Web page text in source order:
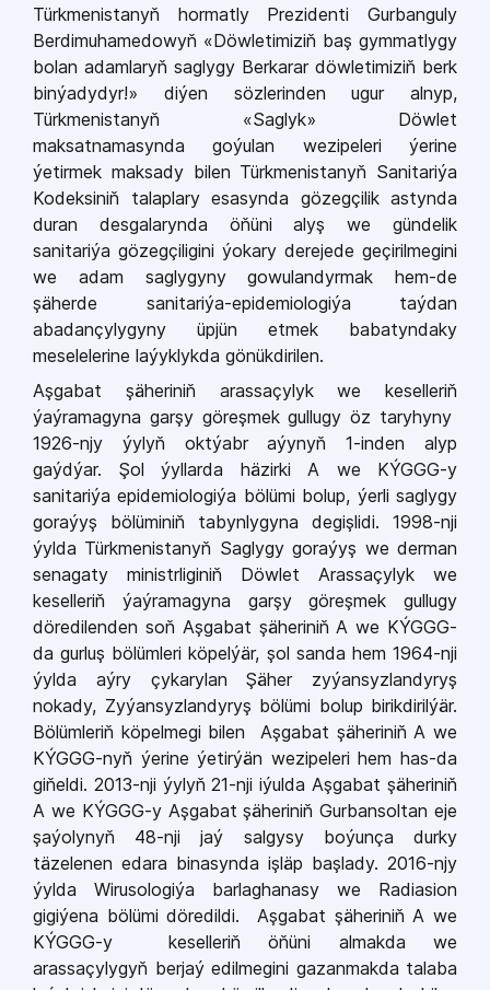
Türkmenistanyň hormatly Prezidenti Gurbanguly
Berdimuhamedowyň «Döwletimiziň baş gymmatlygy
bolan adamlaryň saglygy Berkarar döwletimiziň berk
binýadydyr!» diýen sözlerinden ugur alnyp,
Türkmenistanyň «Saglyk» Döwlet
maksatnamasynda goýulan wezipeleri ýerine
ýetirmek maksady bilen Türkmenistanyň Sanitariýa
Kodeksiniň talaplary esasynda gözegçilik astynda
duran desgalarynda öňüni alyş we gündelik
sanitariýa gözegçiligini ýokary derejede geçirilmegini
we adam saglygyny gowulandyrmak hem-de
şäherde sanitariýa-epidemiologiýa taýdan
abadançylygyny üpjün etmek babatyndaky
meselelerine laýyklykda gönükdirilen.
Aşgabat şäheriniň arassaçylyk we keselleriň
ýaýramagyna garşy göreşmek gullugy öz taryhyny
1926-njy ýylyň oktýabr aýynyň 1-inden alyp
gaýdýar. Şol ýyllarda häzirki A we KÝGGG-y
sanitariýa epidemiologiýa bölümi bolup, ýerli saglygy
goraýyş bölüminiň tabynlygyna degişlidi. 1998-nji
ýylda Türkmenistanyň Saglygy goraýyş we derman
senagaty ministrliginiň Döwlet Arassaçylyk we
keselleriň ýaýramagyna garşy göreşmek gullugy
döredilenden soň Aşgabat şäheriniň A we KÝGGG-
da gurluş bölümleri köpelýär, şol sanda hem 1964-nji
ýylda aýry çykarylan Şäher zyýansyzlandyryş
nokady, Zyýansyzlandyryş bölümi bolup birikdirilýär.
Bölümleriň köpelmegi bilen Aşgabat şäheriniň A we
KÝGGG-nyň ýerine ýetirýän wezipeleri hem has-da
giňeldi. 2013-nji ýylyň 21-nji iýulda Aşgabat şäheriniň
A we KÝGGG-y Aşgabat şäheriniň Gurbansoltan eje
şaýolynyň 48-nji jaý salgysy boýunça durky
täzelenen edara binasynda işläp başlady. 2016-njy
ýylda Wirusologiýa barlaghanasy we Radiasion
gigiýena bölümi döredildi. Aşgabat şäheriniň A we
KÝGGG-y keselleriň öňüni almakda we
arassaçylygyň berjaý edilmegini gazanmakda talaba